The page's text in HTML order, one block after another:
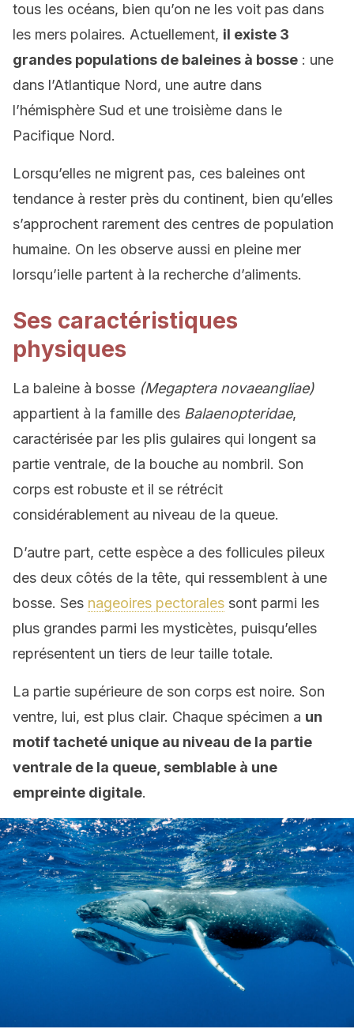
tous les océans, bien qu’on ne les voit pas dans
les mers polaires. Actuellement, il existe 3
grandes populations de baleines à bosse : une
dans l’Atlantique Nord, une autre dans
l’hémisphère Sud et une troisième dans le
Pacifique Nord.
Lorsqu’elles ne migrent pas, ces baleines ont
tendance à rester près du continent, bien qu’elles
s’approchent rarement des centres de population
humaine. On les observe aussi en pleine mer
lorsqu’ielle partent à la recherche d’aliments.
Ses caractéristiques
physiques
La baleine à bosse (Megaptera novaeangliae)
appartient à la famille des Balaenopteridae,
caractérisée par les plis gulaires qui longent sa
partie ventrale, de la bouche au nombril. Son
corps est robuste et il se rétrécit
considérablement au niveau de la queue.
D’autre part, cette espèce a des follicules pileux
des deux côtés de la tête, qui ressemblent à une
bosse. Ses nageoires pectorales sont parmi les
plus grandes parmi les mysticètes, puisqu’elles
représentent un tiers de leur taille totale.
La partie supérieure de son corps est noire. Son
ventre, lui, est plus clair. Chaque spécimen a un
motif tacheté unique au niveau de la partie
ventrale de la queue, semblable à une
empreinte digitale.